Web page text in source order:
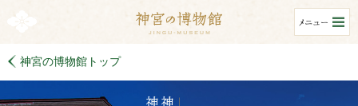
神宮の博物館トップ